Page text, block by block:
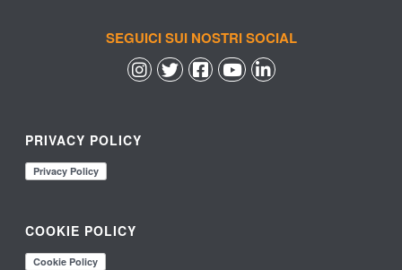
SEGUICI SUI NOSTRI SOCIAL
PRIVACY POLICY
COOKIE POLICY